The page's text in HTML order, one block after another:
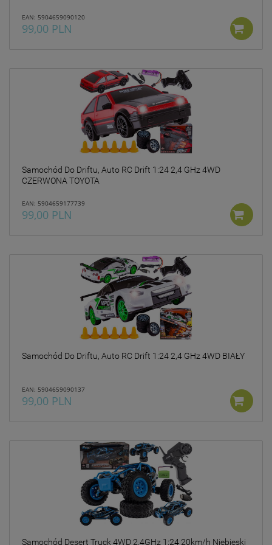
EAN: 5904659090120
99,00 PLN
Samochód Do Driftu, Auto RC Drift 1:24 2,4 GHz 4WD
CZERWONA TOYOTA
EAN: 5904659177739
99,00 PLN
Samochód Do Driftu, Auto RC Drift 1:24 2,4 GHz 4WD BIAŁY
EAN: 5904659090137
99,00 PLN
Samochód Desert Truck 4WD 2.4GHz 1:24 20km/h Niebieski
czym nie mamy wpływu na
wykorzystywania przez nich
plików Cookies.
Wszelkie pytania oraz
zgłoszenia możesz kierować
od wyznaczonego
Inspektora Ochrony Danych,
pod adres
telefonu+48 693 713 987.